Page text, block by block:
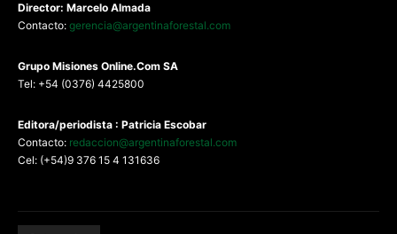
Director: Marcelo Almada
Contacto: gerencia@argentinaforestal.com
Grupo Misiones Online.Com SA
Tel: +54 (0376) 4425800
Editora/periodista : Patricia Escobar
Contacto: redaccion@argentinaforestal.com
Cel: (+54)9 376 15 4 131636